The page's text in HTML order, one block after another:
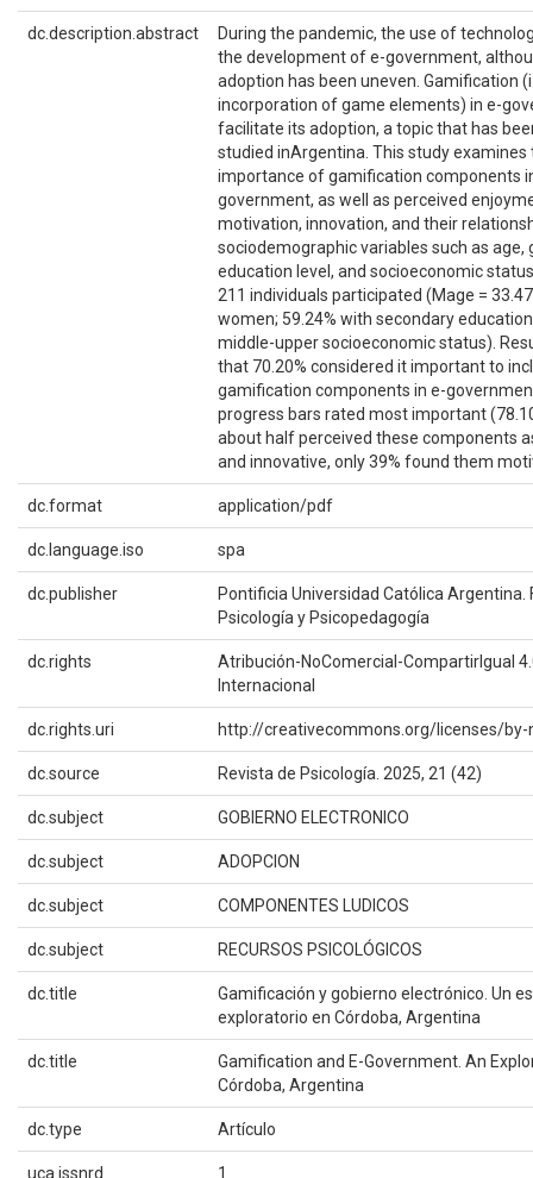
dc.description.abstract
During the pandemic, the use of
the development of e-government,
adoption has been uneven. Gamification
incorporation of game elements) in e-
facilitate its adoption, a topic that has
studied inArgentina. This study examines
importance of gamification components
government, as well as perceived
motivation, innovation, and their
sociodemographic variables such as age,
education level, and socioeconomic
211 individuals participated (Mage =
women; 59.24% with secondary
middle-upper socioeconomic status).
that 70.20% considered it important to
gamification components in e-
progress bars rated most important
about half perceived these components
and innovative, only 39% found them
dc.format application/pdf
dc.language.iso spa
dc.publisher
Pontificia Universidad Católica Argentina.
Psicología y Psicopedagogía
dc.rights
Atribución-NoComercial-CompartirIgual
Internacional
dc.rights.uri http://creativecommons.org/licenses/
dc.source Revista de Psicología. 2025, 21 (42)
dc.subject GOBIERNO ELECTRONICO
dc.subject ADOPCION
dc.subject COMPONENTES LUDICOS
dc.subject RECURSOS PSICOLÓGICOS
dc.title
Gamificación y gobierno electrónico. Un
exploratorio en Córdoba, Argentina
dc.title
Gamification and E-Government. An
Córdoba, Argentina
dc.type Artículo
uca.issnrd 1